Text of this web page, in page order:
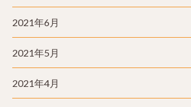
2021年6月
2021年5月
2021年4月